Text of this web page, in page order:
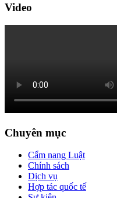
Video
Chuyên mục
Cẩm nang Luật
Chính sách
Dịch vụ
Hợp tác quốc tế